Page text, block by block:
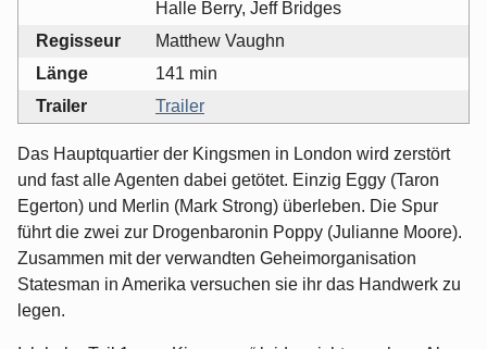
Halle Berry, Jeff Bridges
Regisseur
Matthew Vaughn
Länge
141 min
Trailer
Trailer
Das Hauptquartier der Kingsmen in London wird zerstört
und fast alle Agenten dabei getötet. Einzig Eggy (Taron
Egerton) und Merlin (Mark Strong) überleben. Die Spur
führt die zwei zur Drogenbaronin Poppy (Julianne Moore).
Zusammen mit der verwandten Geheimorganisation
Statesman in Amerika versuchen sie ihr das Handwerk zu
legen.